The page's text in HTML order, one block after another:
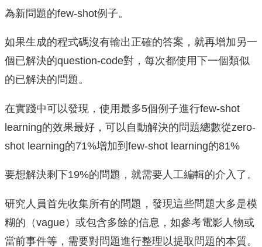
為新問題的few-shot例子。
如果生成的程式碼沒有輸出正確的答案，就再增加另一
個已解決的question-code對，每次都使用下一個類似
的已解決的問題。
在實踐中可以發現，使用最多5個例子進行few-shot
learning的效果最好，可以自動解決的問題總數從zero-
shot learning的71%增加到few-shot learning的81%
要想解決剩下19%的問題，就需要人工編輯的介入了。
研究人員首先收集所有的問題，發現這些問題大多是模
糊的（vague）或包含多餘的信息，如參考電影人物或
當前事件等，需要對問題進行整理以提取問題的本質。